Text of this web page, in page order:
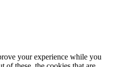
your experience while you